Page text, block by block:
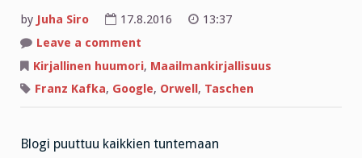
by Juha Siro 17.8.2016
13:37
Leave a comment
ja
Kafkalla
on
asiaa
Kirjallinen huumori, Maailmankirjallisuus
Franz Kafka, Google, Orwell , Taschen
Blogi puuttuu kaikkien tuntemaan